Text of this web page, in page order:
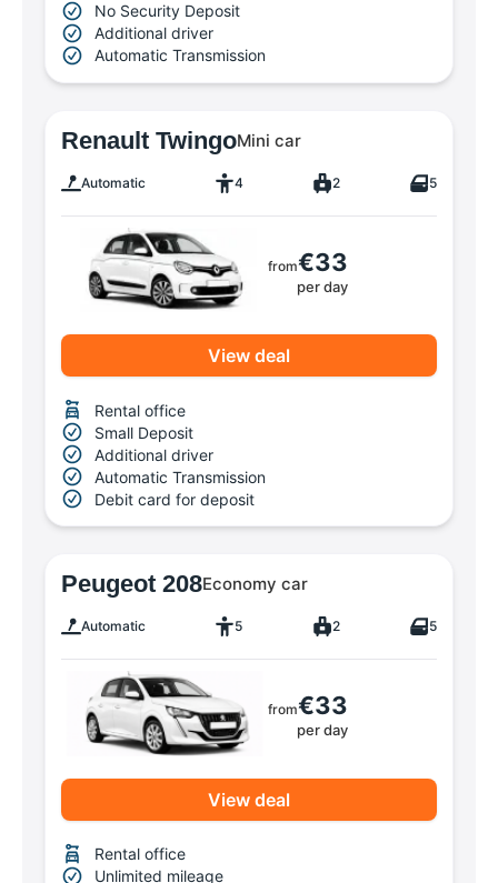
No Security Deposit
Additional driver
Automatic Transmission
Renault TwingoMini car
Automatic 4 2 5
from€33
per day
View deal
Rental office
Small Deposit
Additional driver
Automatic Transmission
Debit card for deposit
Peugeot 208Economy car
Automatic 5 2 5
from€33
per day
View deal
Rental office
Unlimited mileage